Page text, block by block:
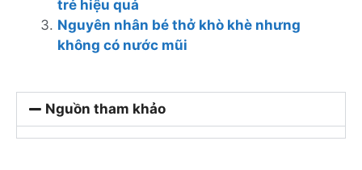
trẻ hiệu quả
Nguyên nhân bé thở khò khè nhưng
không có nước mũi
Nguồn tham khảo